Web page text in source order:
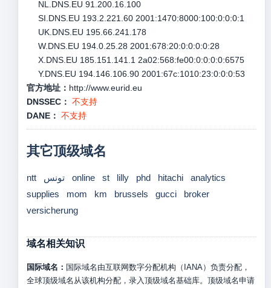
NL.DNS.EU 91.200.16.100
SI.DNS.EU 193.2.221.60 2001:1470:8000:100:0:0:0:1
UK.DNS.EU 195.66.241.178
W.DNS.EU 194.0.25.28 2001:678:20:0:0:0:0:28
X.DNS.EU 185.151.141.1 2a02:568:fe00:0:0:0:0:6575
Y.DNS.EU 194.146.106.90 2001:67c:1010:23:0:0:0:53
官方地址： http://www.eurid.eu
DNSSEC： 不支持
DANE： 不支持
其它顶级域名
ntt تونس online st lilly phd hitachi
analytics
supplies
mom km brussels gucci
broker
versicherung
域名相关知识
国际域名： 国际域名由互联网数字分配机构（IANA）负责分配，
全球顶级域名从该机构分配，录入顶级域名基础库。顶级域名申请